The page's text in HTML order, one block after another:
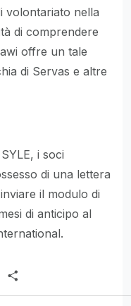
volontariato nella
di comprendere
offre un tale
di Servas e altre
i soci
di una lettera
il modulo di
di anticipo al
Email